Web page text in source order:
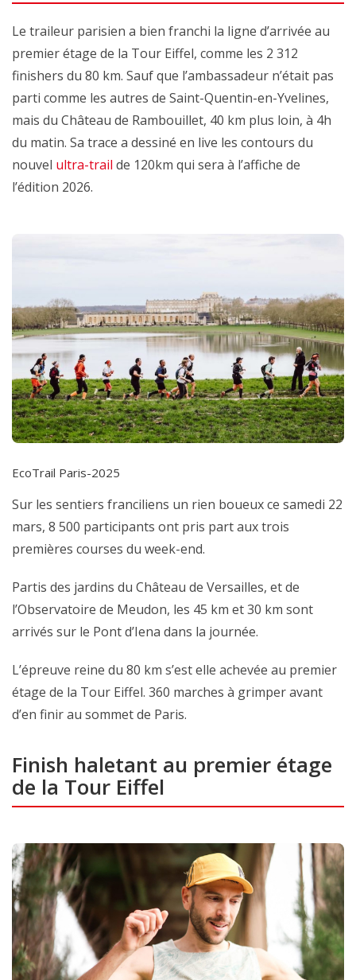
Le traileur parisien a bien franchi la ligne d’arrivée au
premier étage de la Tour Eiffel, comme les 2 312
finishers du 80 km. Sauf que l’ambassadeur n’était pas
parti comme les autres de Saint-Quentin-en-Yvelines,
mais du Château de Rambouillet, 40 km plus loin, à 4h
du matin. Sa trace a dessiné en live les contours du
nouvel ultra-trail de 120km qui sera à l’affiche de
l’édition 2026.
EcoTrail Paris-2025
Sur les sentiers franciliens un rien boueux ce samedi 22
mars, 8 500 participants ont pris part aux trois
premières courses du week-end.
Partis des jardins du Château de Versailles, et de
l’Observatoire de Meudon, les 45 km et 30 km sont
arrivés sur le Pont d’Iena dans la journée.
L’épreuve reine du 80 km s’est elle achevée au premier
étage de la Tour Eiffel. 360 marches à grimper avant
d’en finir au sommet de Paris.
Finish haletant au premier étage
de la Tour Eiffel